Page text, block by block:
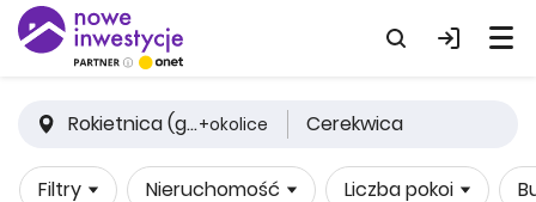
Rokietnica (gm.)+okolice Cerekwica
Filtry Nieruchomość Liczba pokoi